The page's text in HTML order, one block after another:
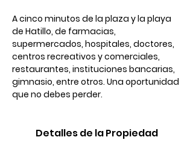
A cinco minutos de la plaza y la playa
de Hatillo, de farmacias,
supermercados, hospitales, doctores,
centros recreativos y comerciales,
restaurantes, instituciones bancarias,
gimnasio, entre otros. Una oportunidad
que no debes perder.
Detalles de la Propiedad